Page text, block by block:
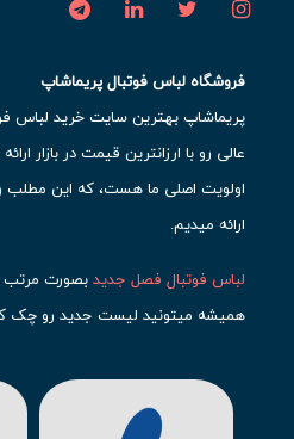
فروشگاه لباس فوتبال پریماشاپ
پریماشاپ بهترین سایت خرید لباس
عالی رو با ارزانترین قیمت در بازار
اولویت اصلی ما هست، که این مطلب
ارائه میدیم.
لباس فوتبال فصل جدیدبصورت مرتب
همیشه میتونید لیست جدید رو چک
حتما مشاهده کنید که قطعا برای تیم